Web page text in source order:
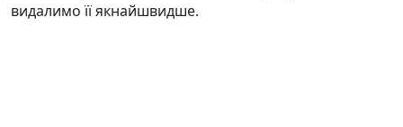
видалимо її якнайшвидше.